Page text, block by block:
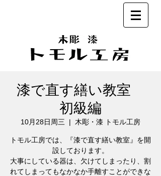
漆で直す繕い教室
初級編
10月28日周三
  |
木彫・漆 トモル工房
トモル工房では、『漆で直す繕い教室』を開
設しております。
大事にしている器は、欠けてしまったり、割
れてしまってもなかなか手離すことができな